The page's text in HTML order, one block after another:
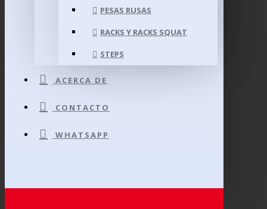
PESAS RUSAS
RACKS Y RACKS SQUAT
STEPS
ACERCA DE
CONTACTO
WHATSAPP